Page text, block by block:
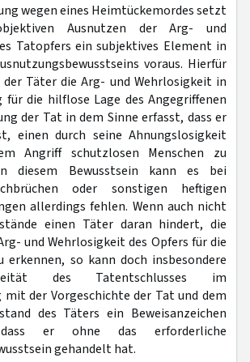
wegen eines Heimtückemordes setzt
Ausnutzen der Arg- und
Tatopfers ein subjektives Element in
voraus. Hierfür
der Täter die Arg- und Wehrlosigkeit in
für die hilflose Lage des Angegriffenen
der Tat in dem Sinne erfasst, dass er
einen durch seine Ahnungslosigkeit
Angriff schutzlosen Menschen zu
diesem Bewusstsein kann es bei
oder sonstigen heftigen
allerdings fehlen. Wenn auch nicht
einen Täter daran hindert, die
und Wehrlosigkeit des Opfers für die
erkennen, so kann doch insbesondere
des Tatentschlusses im
mit der Vorgeschichte der Tat und dem
des Täters ein Beweisanzeichen
er ohne das erforderliche
gehandelt hat.